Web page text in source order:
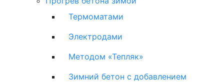
Термоматами
Электродами
Методом «Тепляк»
Зимний бетон с добавлением